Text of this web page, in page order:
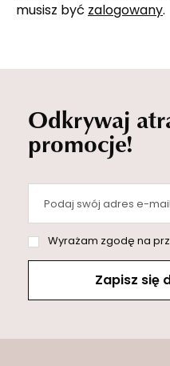
musisz być zalogowany.
Odkrywaj
promocje!
Podaj swój adres e-mail
Wyrażam zgodę na przetwarzanie moich danych osobowych (adres
Zapisz się